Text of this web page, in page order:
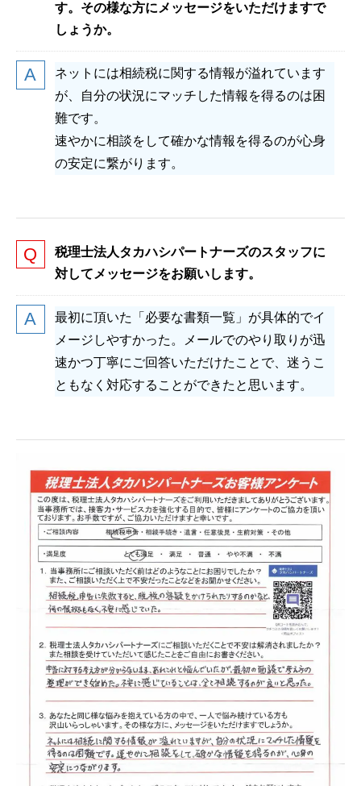
す。その様な方にメッセージをいただけますで
しょうか。
ネットには相続税に関する情報が溢れています
が、自分の状況にマッチした情報を得るのは困
難です。
速やかに相談をして確かな情報を得るのが心身
の安定に繋がります。
税理士法人タカハシパートナーズのスタッフに
対してメッセージをお願いします。
最初に頂いた「必要な書類一覧」が具体的でイ
メージしやすかった。メールでのやり取りが迅
速かつ丁寧にご回答いただけたことで、迷うこ
ともなく対応することができたと思います。